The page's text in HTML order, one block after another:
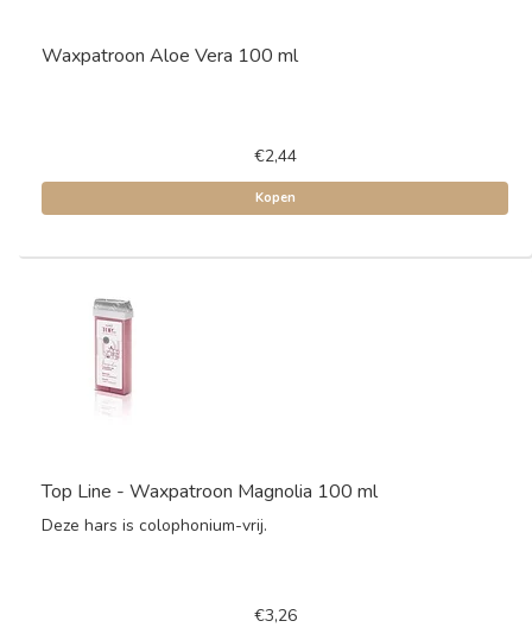
Waxpatroon Aloe Vera 100 ml
€2,44
Kopen
Top Line - Waxpatroon Magnolia 100 ml
Deze hars is colophonium-vrij.
€3,26